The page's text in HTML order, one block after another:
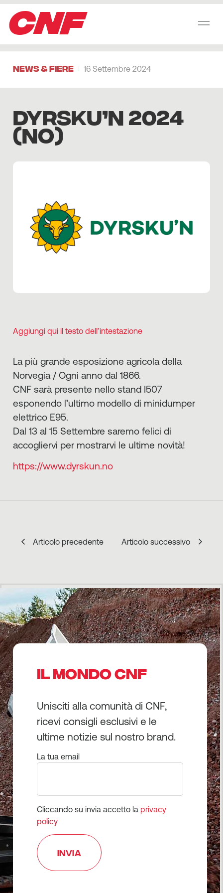
CNF
News & Fiere 16 Settembre 2024
Dyrsku’n 2024
(NO)
Aggiungi qui il testo dell’intestazione
La più grande esposizione agricola della
Norvegia / Ogni anno dal 1866.
CNF sarà presente nello stand I507
esponendo l’ultimo modello di minidumper
elettrico E95.
Dal 13 al 15 Settembre saremo felici di
accogliervi per mostrarvi le ultime novità!
https://www.dyrskun.no
Articolo precedente Articolo successivo
IL MONDO CNF
Unisciti alla comunità di CNF,
ricevi consigli esclusivi e le
ultime notizie sul nostro brand.
La tua email
Cliccando su invia accetto la privacy
policy